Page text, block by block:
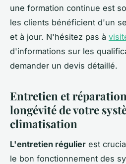
une formation continue est
les clients bénéficient d'un
et à jour. N'hésitez pas à
d'informations sur les
demander un devis détaillé.
Entretien et
longévité de votre
climatisation
L'entretien régulier est
le bon fonctionnement des